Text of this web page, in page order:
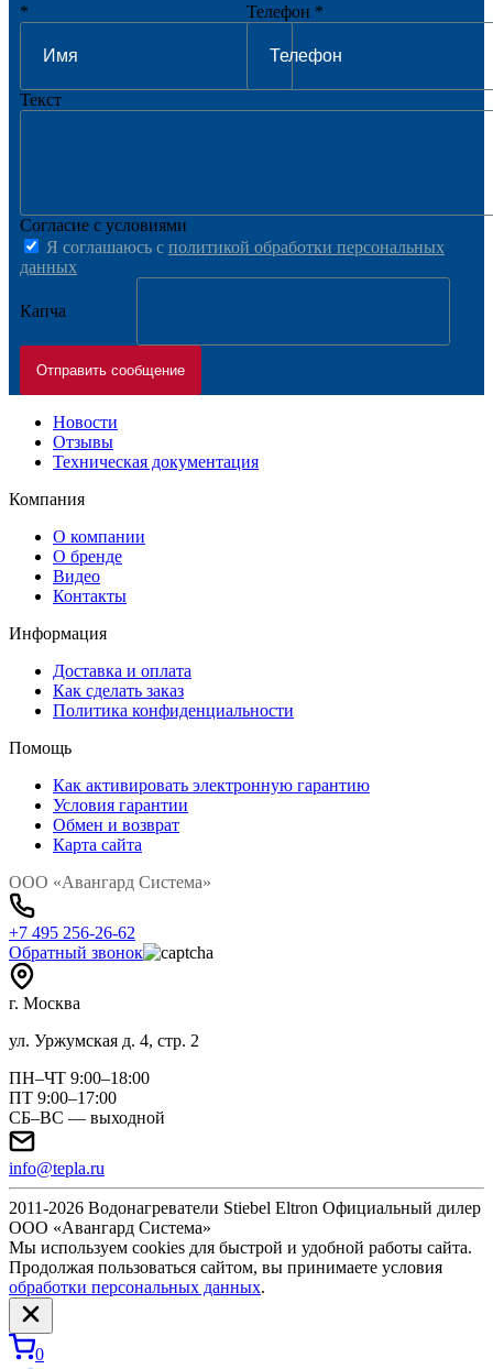
* Телефон *
Текст
Согласие с условиями
Я соглашаюсь с политикой обработки персональных
данных
Капча
Новости
Отзывы
Техническая документация
Компания
О компании
О бренде
Видео
Контакты
Информация
Доставка и оплата
Как сделать заказ
Политика конфиденциальности
Помощь
Как активировать электронную гарантию
Условия гарантии
Обмен и возврат
Карта сайта
ООО «Авангард Система»
+7 495 256-26-62
Обратный звонок
г. Москва
ул. Уржумская д. 4, стр. 2
ПН–ЧТ 9:00–18:00
ПТ 9:00–17:00
СБ–ВС — выходной
info@tepla.ru
2011-2026 Водонагреватели Stiebel Eltron Официальный дилер
ООО «Авангард Система»
Мы используем cookies для быстрой и удобной работы сайта.
Продолжая пользоваться сайтом, вы принимаете условия
обработки персональных данных.
0